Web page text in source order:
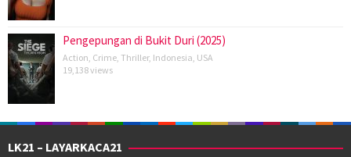
Pengepungan di Bukit Duri (2025)
Action, Crime, Thriller, Indonesia, USA
19,138 views
LK21 – LAYARKACA21